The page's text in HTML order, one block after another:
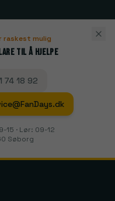
raskest mulig
til å hjelpe
74 18 92
15 · Lør: 09-12
Søborg